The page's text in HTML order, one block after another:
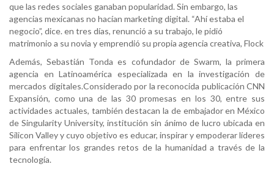
que las redes sociales ganaban popularidad. Sin embargo, las
agencias mexicanas no hacían marketing digital. “Ahí estaba el
negocio”, dice. en tres días, renunció a su trabajo, le pidió
matrimonio a su novia y emprendió su propia agencia creativa, Flock
Además, Sebastián Tonda es cofundador de Swarm, la primera
agencia en Latinoamérica especializada en la investigación de
mercados digitales.Considerado por la reconocida publicación CNN
Expansión, como una de las 30 promesas en los 30, entre sus
actividades actuales, también destacan la de embajador en México
de Singularity University, institución sin ánimo de lucro ubicada en
Silicon Valley y cuyo objetivo es educar, inspirar y empoderar líderes
para enfrentar los grandes retos de la humanidad a través de la
tecnología.